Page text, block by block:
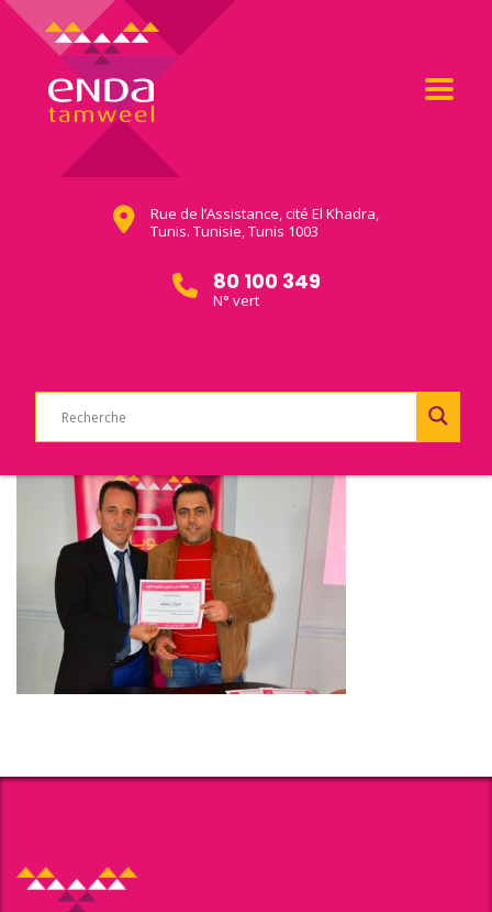
Rue de l’Assistance, cité El Khadra,
Tunis. Tunisie, Tunis 1003
80 100 349
N° vert